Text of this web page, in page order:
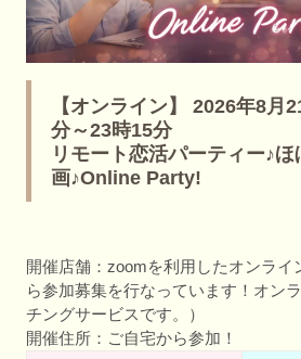
【オンライン】 2026年8月
分～23時15分
リモート恋活パーティー♪
画♪Online Party!
開催店舗：zoomを利用したオンライ
ら参加募集を行なっています！オン
チングサービスです。）
開催住所：ご自宅から参加！